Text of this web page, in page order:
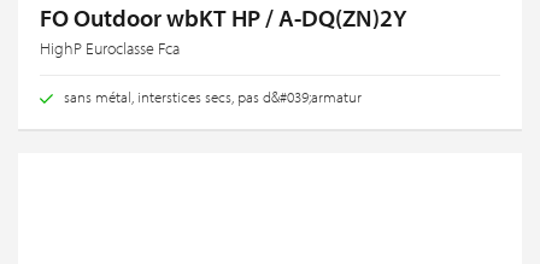
FO Outdoor wbKT HP / A-DQ(ZN)2Y
HighP Euroclasse Fca
sans métal, interstices secs, pas d&#039;armatur